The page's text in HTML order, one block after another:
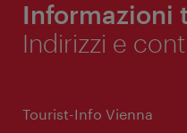
Informazioni
Indirizzi e
Tourist-Info Vienna